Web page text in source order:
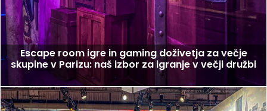
Escape room igre in gaming doživetja za večje
skupine v Parizu: naš izbor za igranje v večji družbi